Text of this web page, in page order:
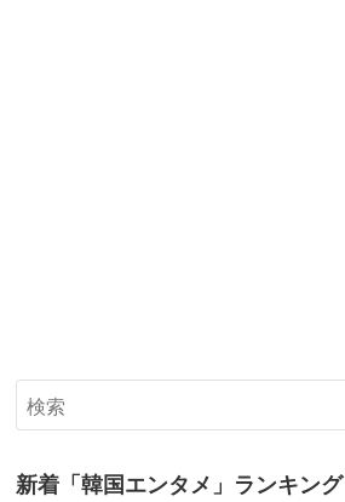
新着「韓国エンタメ」ランキング